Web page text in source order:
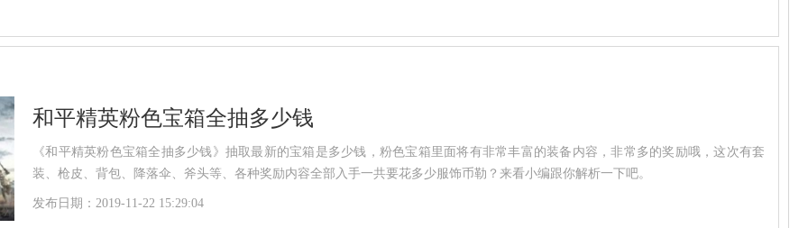
和平精英粉色宝箱全抽多少钱
《和平精英粉色宝箱全抽多少钱》抽取最新的宝箱是多少钱，粉色宝箱里面将有非常丰富的装备内容，非常多的奖励哦，这次有套
装、枪皮、背包、降落伞、斧头等、各种奖励内容全部入手一共要花多少服饰币勒？来看小编跟你解析一下吧。
发布日期：2019-11-22 15:29:04